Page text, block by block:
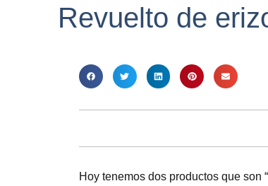
Revuelto de
Hoy tenemos dos productos que son